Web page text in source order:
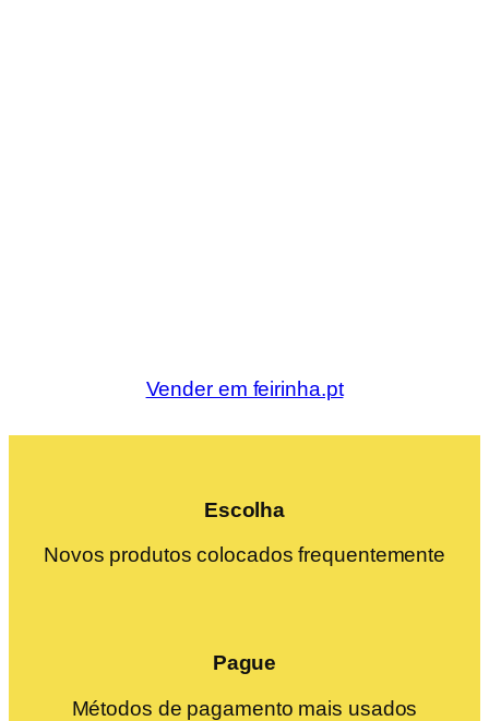
Vender em feirinha.pt
Escolha
Novos produtos colocados frequentemente
Pague
Métodos de pagamento mais usados